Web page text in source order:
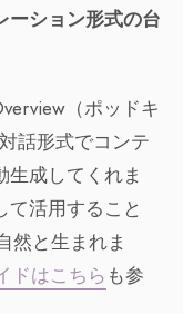
ーション形式の台
（ポッドキ
話形式でコンテ
生成してくれま
て活用すること
然と生まれま
ドはこちら も参